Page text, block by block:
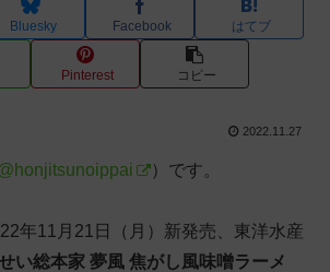
Bluesky Facebook はてブ
Pinterest コピー
2022.11.27
）です。
年11月21日（月）新発売、東洋水産
い総本家 夢風 焦がし風味噌ラーメ